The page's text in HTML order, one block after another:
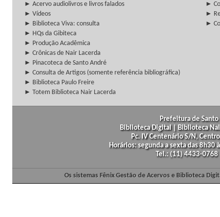
► Acervo audiolivros e livros falados
►
► Vídeos
►
► Biblioteca Viva: consulta
►
► HQs da Gibiteca
► Produção Acadêmica
► Crônicas de Nair Lacerda
► Pinacoteca de Santo André
► Consulta de Artigos (somente referência bibliográfica)
► Biblioteca Paulo Freire
► Totem Biblioteca Nair Lacerda
Prefeitura de
Biblioteca Digital | Biblioteca
Pc. IV Centenário S/N,
Horários: segunda a sexta das
Tel.: (11) 4433-
Os sistemas Fênix Gestão de Acervos e Biblioteca